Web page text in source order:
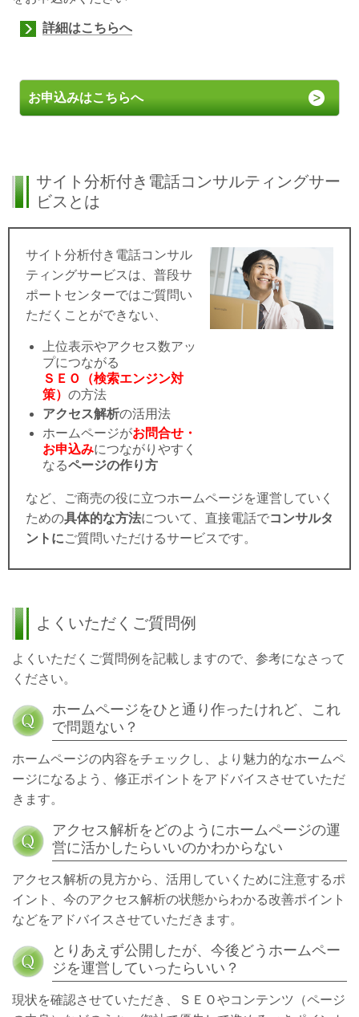
詳細はこちらへ
お申込みはこちらへ
サイト分析付き電話コンサルティングサー
ビスとは
サイト分析付き電話コンサル
ティングサービスは、普段サ
ポートセンターではご質問い
ただくことができない、
上位表示やアクセス数アッ
プにつながる
ＳＥＯ（検索エンジン対
策） の方法
アクセス解析の活用法
ホームページがお問合せ・
お申込みにつながりやすく
なるページの作り方
など、ご商売の役に立つホームページを運営していく
ための具体的な方法について、直接電話でコンサルタ
ントにご質問いただけるサービスです。
よくいただくご質問例
よくいただくご質問例を記載しますので、参考になさって
ください。
ホームページをひと通り作ったけれど、これ
で問題ない？
ホームページの内容をチェックし、より魅力的なホームペ
ージになるよう、修正ポイントをアドバイスさせていただ
きます。
アクセス解析をどのようにホームページの運
営に活かしたらいいのかわからない
アクセス解析の見方から、活用していくために注意するポ
イント、今のアクセス解析の状態からわかる改善ポイント
などをアドバイスさせていただきます。
とりあえず公開したが、今後どうホームペー
ジを運営していったらいい？
現状を確認させていただき、ＳＥＯやコンテンツ（ページ